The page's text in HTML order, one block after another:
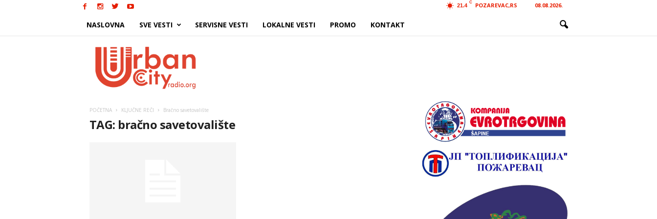
21.4
C POZAREVAC,RS 08.08.2026.
NASLOVNA SVE VESTI SERVISNE VESTI LOKALNE VESTI PROMO KONTAKT
POČETNA KLJUČNE REČI Bračno savetovalište
TAG: bračno savetovalište